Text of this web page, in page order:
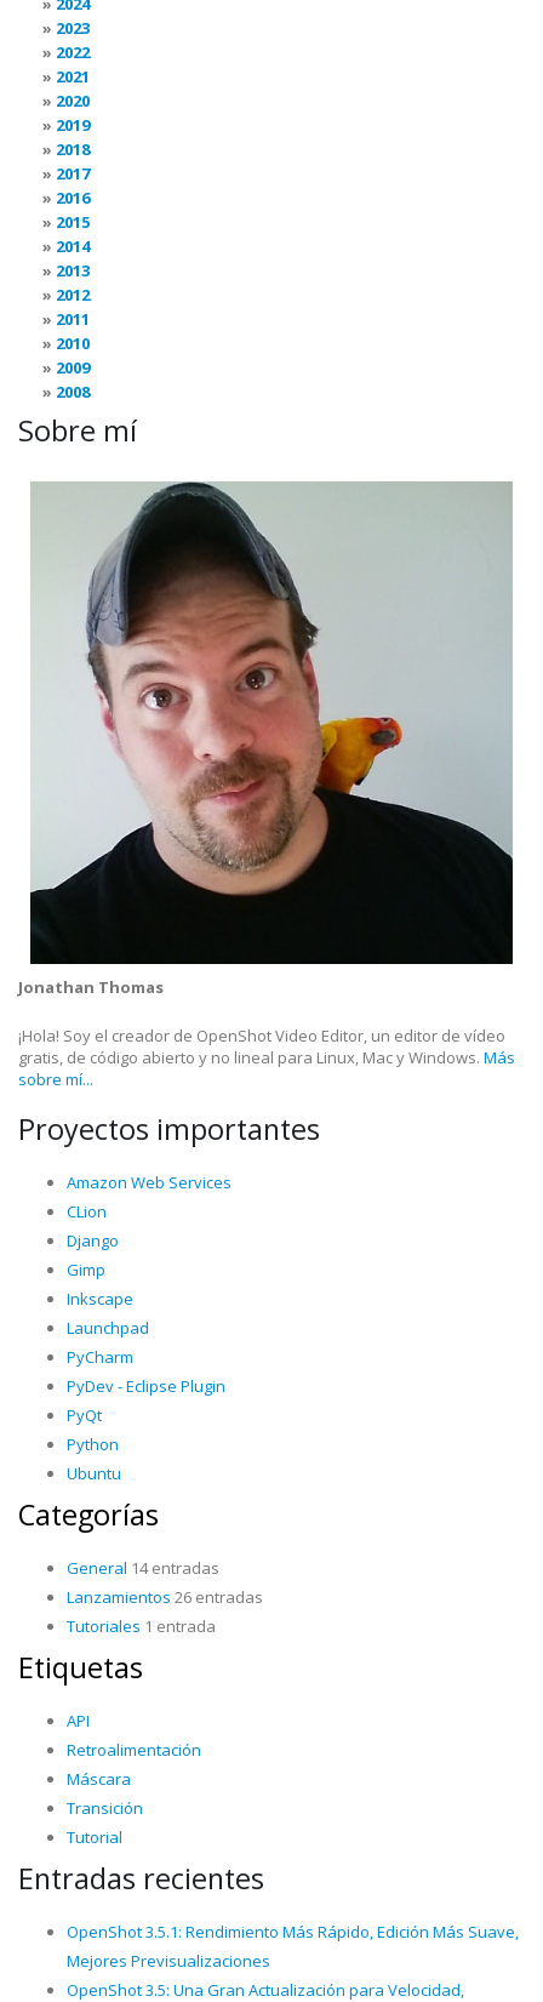
2023
2022
2021
2020
2019
2018
2017
2016
2015
2014
2013
2012
2011
2010
2009
2008
Sobre mí
Jonathan Thomas
¡Hola! Soy el creador de OpenShot Video Editor, un editor de vídeo
gratis, de código abierto y no lineal para Linux, Mac y Windows. Más
sobre mí...
Proyectos importantes
Amazon Web Services
CLion
Django
Gimp
Inkscape
Launchpad
PyCharm
PyDev - Eclipse Plugin
PyQt
Python
Ubuntu
Categorías
General 14 entradas
Lanzamientos 26 entradas
Tutoriales 1 entrada
Etiquetas
API
Retroalimentación
Máscara
Transición
Tutorial
Entradas recientes
OpenShot 3.5.1: Rendimiento Más Rápido, Edición Más Suave,
Mejores Previsualizaciones
OpenShot 3.5: Una Gran Actualización para Velocidad,